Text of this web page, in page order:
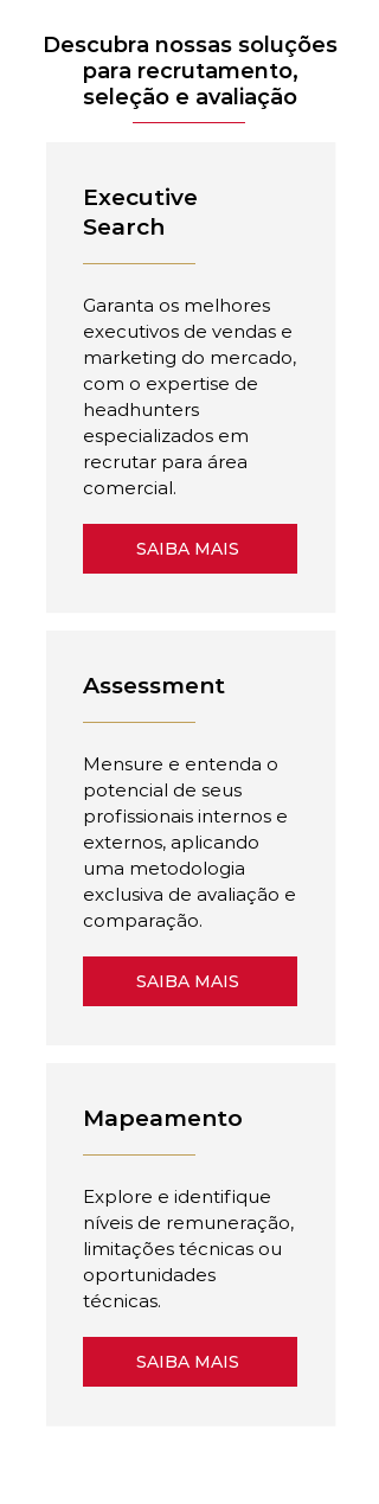
Descubra nossas soluções
para recrutamento,
seleção e avaliação
Executive
Search
Garanta os melhores
executivos de vendas e
marketing do mercado,
com o expertise de
headhunters
especializados em
recrutar para área
comercial.
SAIBA MAIS
Assessment
Mensure e entenda o
potencial de seus
profissionais internos e
externos, aplicando
uma metodologia
exclusiva de avaliação e
comparação.
SAIBA MAIS
Mapeamento
Explore e identifique
níveis de remuneração,
limitações técnicas ou
oportunidades
técnicas.
SAIBA MAIS